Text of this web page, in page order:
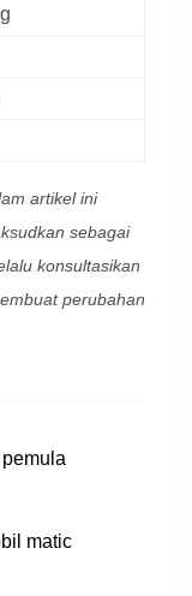
artikel ini
sebagai
konsultasikan
perubahan
matic